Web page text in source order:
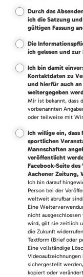
Durch das
ich die Satzung
gültigen Fassung
Die
ich gelesen und
Ich bin damit
Kontaktdaten zu
und hierfür auch
weitergegeben
Mir ist bekannt, dass
vorbenannten
oder teilweise mit
Ich willige ein, dass
sportlichen
Mannschaften
veröffentlicht
Facebook-Seite des
Aachener Zeitung,
Ich bin darauf
Person bei der
weltweit abrufbar
Eine
nicht
wird, gilt sie zeitlich
die Zukunft
Textform (Brief oder
Eine vollständige
sichergestellt
kopiert oder verändert haben könnten.